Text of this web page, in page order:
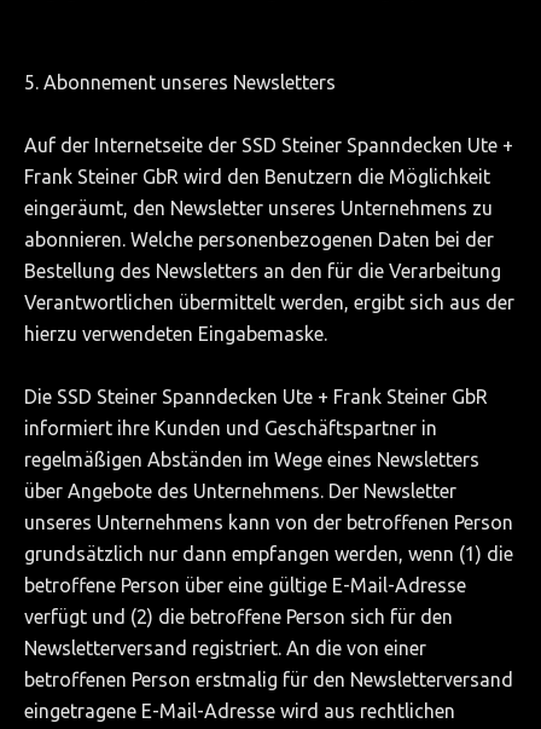
5. Abonnement unseres Newsletters
Auf der Internetseite der SSD Steiner Spanndecken Ute +
Frank Steiner GbR wird den Benutzern die Möglichkeit
eingeräumt, den Newsletter unseres Unternehmens zu
abonnieren. Welche personenbezogenen Daten bei der
Bestellung des Newsletters an den für die Verarbeitung
Verantwortlichen übermittelt werden, ergibt sich aus der
hierzu verwendeten Eingabemaske.
Die SSD Steiner Spanndecken Ute + Frank Steiner GbR
informiert ihre Kunden und Geschäftspartner in
regelmäßigen Abständen im Wege eines Newsletters
über Angebote des Unternehmens. Der Newsletter
unseres Unternehmens kann von der betroffenen Person
grundsätzlich nur dann empfangen werden, wenn (1) die
betroffene Person über eine gültige E-Mail-Adresse
verfügt und (2) die betroffene Person sich für den
Newsletterversand registriert. An die von einer
betroffenen Person erstmalig für den Newsletterversand
eingetragene E-Mail-Adresse wird aus rechtlichen